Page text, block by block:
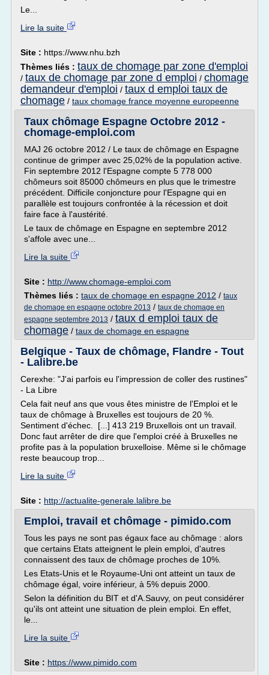
Le...
Lire la suite
Site : https://www.nhu.bzh
Thèmes liés : taux de chomage par zone d'emploi
/ taux de chomage par zone d emploi / chomage
demandeur d'emploi / taux d emploi taux de
chomage / taux chomage france moyenne europeenne
Taux chômage Espagne Octobre 2012 -
chomage-emploi.com
MAJ 26 octobre 2012 / Le taux de chômage en Espagne
continue de grimper avec 25,02% de la population active.
Fin septembre 2012 l'Espagne compte 5 778 000
chômeurs soit 85000 chômeurs en plus que le trimestre
précédent. Difficile conjoncture pour l'Espagne qui en
parallèle est toujours confrontée à la récession et doit
faire face à l'austérité.
Le taux de chômage en Espagne en septembre 2012
s'affole avec une...
Lire la suite
Site : http://www.chomage-emploi.com
Thèmes liés : taux de chomage en espagne 2012 / taux
de chomage en espagne octobre 2013 / taux de chomage en
espagne septembre 2013 / taux d emploi taux de
chomage / taux de chomage en espagne
Belgique - Taux de chômage, Flandre - Tout
- Lalibre.be
Cerexhe: "J'ai parfois eu l'impression de coller des rustines"
- La Libre
Cela fait neuf ans que vous êtes ministre de l'Emploi et le
taux de chômage à Bruxelles est toujours de 20 %.
Sentiment d'échec. [...] 413 219 Bruxellois ont un travail.
Donc faut arrêter de dire que l'emploi créé à Bruxelles ne
profite pas à la population bruxelloise. Même si le chômage
reste beaucoup trop...
Lire la suite
Site : http://actualite-generale.lalibre.be
Emploi, travail et chômage - pimido.com
Tous les pays ne sont pas égaux face au chômage : alors
que certains Etats atteignent le plein emploi, d'autres
connaissent des taux de chômage proches de 10%.
Les Etats-Unis et le Royaume-Uni ont atteint un taux de
chômage égal, voire inférieur, à 5% depuis 2000.
Selon la définition du BIT et d'A.Sauvy, on peut considérer
qu'ils ont atteint une situation de plein emploi. En effet,
le...
Lire la suite
Site : https://www.pimido.com